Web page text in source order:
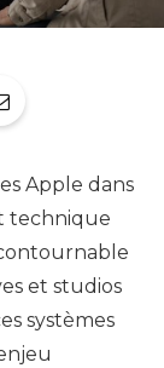
Apple dans
technique
et studios
systèmes